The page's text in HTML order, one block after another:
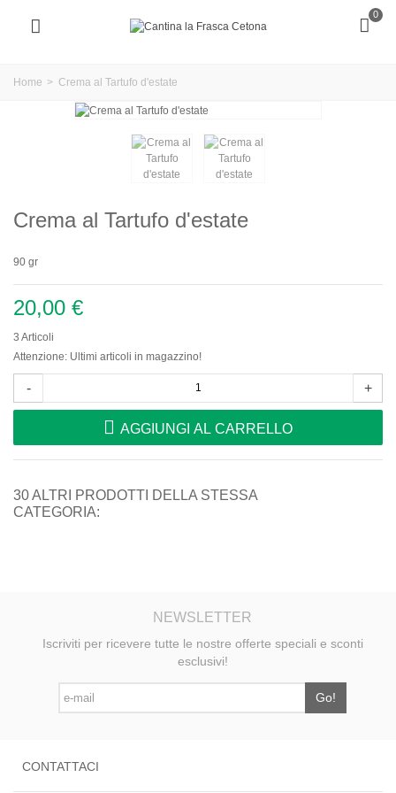
0
Home > Crema al Tartufo d'estate
Crema al Tartufo d'estate
90 gr
20,00 €
3 Articoli
Attenzione: Ultimi articoli in magazzino!
- +
AGGIUNGI AL CARRELLO
30 ALTRI PRODOTTI DELLA STESSA
CATEGORIA:
NEWSLETTER
Iscriviti per ricevere tutte le nostre offerte speciali e sconti
esclusivi!
Go!
CONTATTACI